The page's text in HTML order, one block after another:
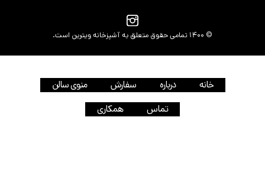
خانه درباره سفارش
منوی سالن
تماس
همکاری
© 1400 تمامی حقوق متعلق به آشپزخانه ویترین است.